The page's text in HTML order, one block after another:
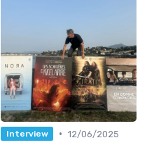
Interview • 12/06/2025